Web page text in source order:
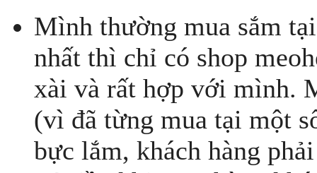
Mình thường mua sắm
nhất thì chỉ có shop
xài và rất hợp với mình.
(vì đã từng mua tại một
bực lắm, khách hàng